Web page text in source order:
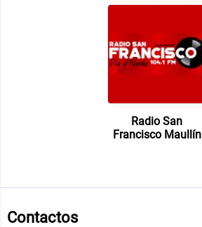
Radio San
Francisco Maullín
Contactos